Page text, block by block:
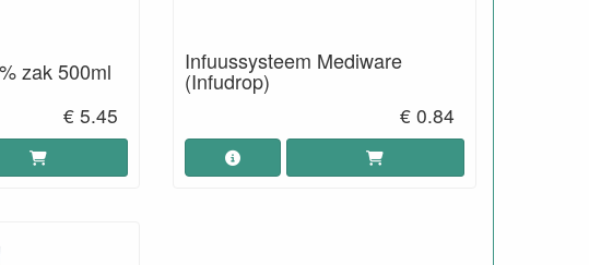
zak 500ml
€ 5.45
Infuussysteem Mediware
(Infudrop)
€ 0.84